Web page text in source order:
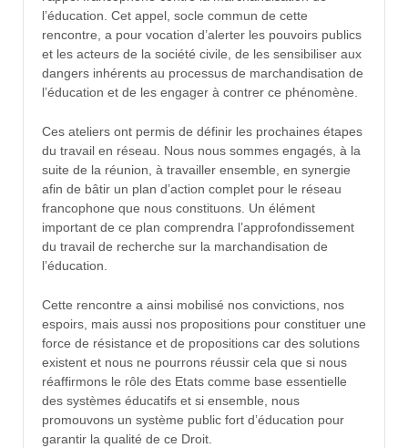
l’éducation. Cet appel, socle commun de cette
rencontre, a pour vocation d’alerter les pouvoirs publics
et les acteurs de la société civile, de les sensibiliser aux
dangers inhérents au processus de marchandisation de
l’éducation et de les engager à contrer ce phénomène.
Ces ateliers ont permis de définir les prochaines étapes
du travail en réseau. Nous nous sommes engagés, à la
suite de la réunion, à travailler ensemble, en synergie
afin de bâtir un plan d’action complet pour le réseau
francophone que nous constituons. Un élément
important de ce plan comprendra l’approfondissement
du travail de recherche sur la marchandisation de
l’éducation.
Cette rencontre a ainsi mobilisé nos convictions, nos
espoirs, mais aussi nos propositions pour constituer une
force de résistance et de propositions car des solutions
existent et nous ne pourrons réussir cela que si nous
réaffirmons le rôle des Etats comme base essentielle
des systèmes éducatifs et si ensemble, nous
promouvons un système public fort d’éducation pour
garantir la qualité de ce Droit.